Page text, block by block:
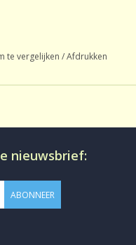
thee in aromadichte
te vergelijken /Afdrukken
nieuwsbrief:
ABONNEER